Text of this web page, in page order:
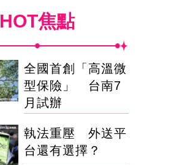
HOT焦點
全國首創「高溫微
型保險」 台南7
月試辦
執法重壓 外送平
台還有選擇？